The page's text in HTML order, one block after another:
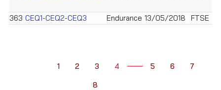
363 CEQ1-CEQ2-CEQ3 Endurance 13/05/2018 FTSE
1 2 3 4 5 6
7
8